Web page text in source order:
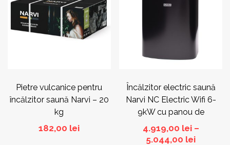
Pietre vulcanice pentru
încălzitor saună Narvi – 20
kg
182,00 lei
Încălzitor electric saună
Narvi NC Electric Wifi 6-
9kW cu panou de
comandă
4.919,00 lei –
5.044,00 leiInterval
Opțiunile
pagina
produsului.